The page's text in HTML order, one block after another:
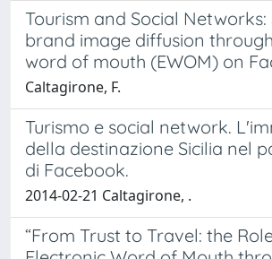
Tourism and Social Networks:
brand image diffusion
word of mouth (EWOM) on
Caltagirone, F.
Turismo e social network.
della destinazione Sicilia nel
di Facebook.
2014-02-21 Caltagirone, .
“From Trust to Travel: the